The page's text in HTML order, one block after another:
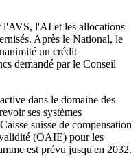
l'AVS, l'AI et les allocations
Après le National, le
un crédit
demandé par le Conseil
dans le domaine des
ses systèmes
suisse de compensation
(OAIE) pour les
est prévu jusqu'en 2032.